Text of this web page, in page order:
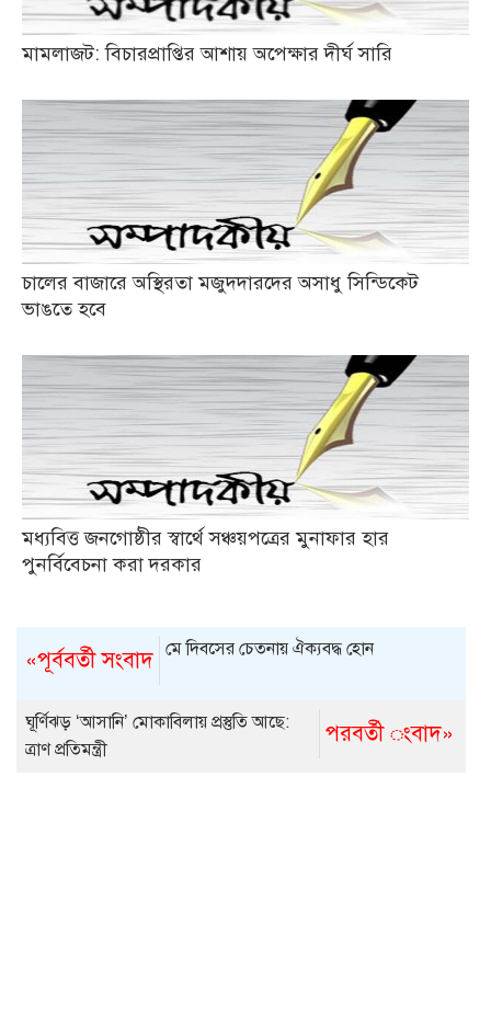
মামলাজট: বিচারপ্রাপ্তির আশায় অপেক্ষার দীর্ঘ সারি
চালের বাজারে অস্থিরতা মজুদদারদের অসাধু সিন্ডিকেট
ভাঙতে হবে
মধ্যবিত্ত জনগোষ্ঠীর স্বার্থে সঞ্চয়পত্রের মুনাফার হার
পুনর্বিবেচনা করা দরকার
«পূর্ববর্তী সংবাদ মে দিবসের চেতনায় ঐক্যবদ্ধ হোন
পরবর্তী ংবাদ»
ঘূর্ণিঝড় ‘আসানি’ মোকাবিলায় প্রস্তুতি আছে:
ত্রাণ প্রতিমন্ত্রী